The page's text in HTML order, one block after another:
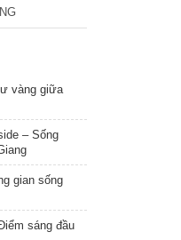
vàng giữa
– Sống
gian sống
sáng đầu